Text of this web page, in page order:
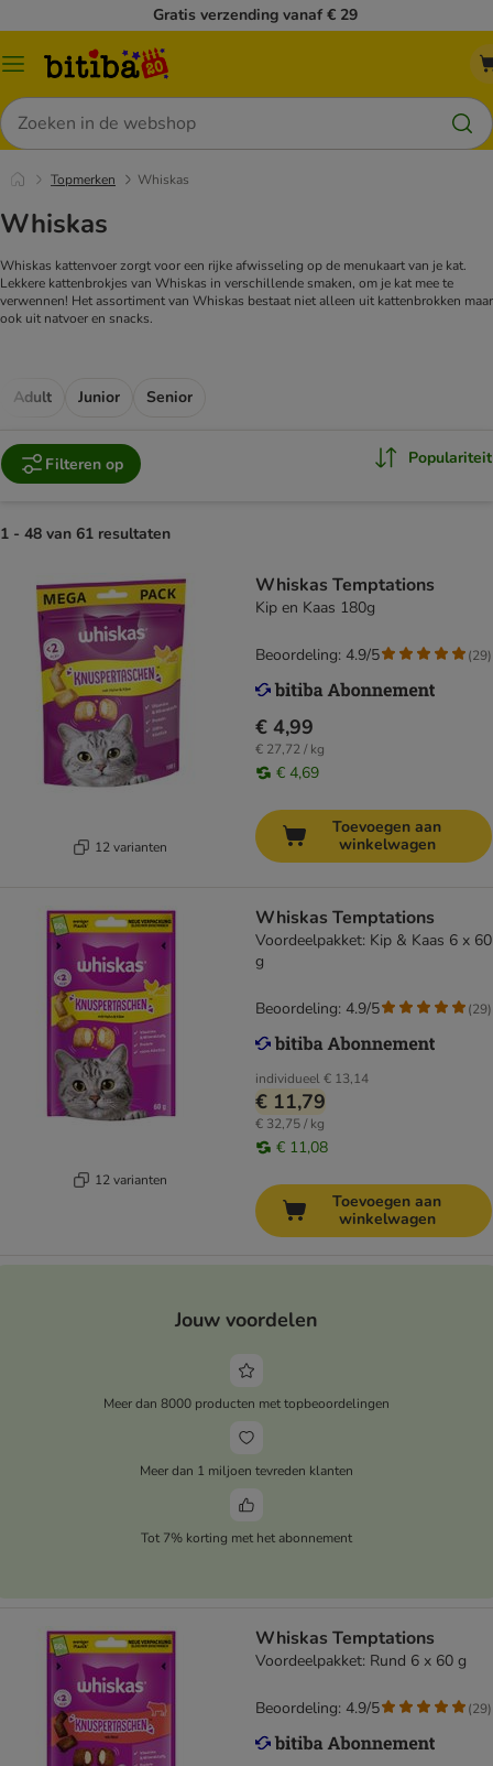
Gratis verzending vanaf € 29
Catalogusmenu
Zoeken
Topmerken Whiskas
Whiskas
Whiskas kattenvoer zorgt voor een rijke afwisseling op de menukaart van je kat.
Lekkere kattenbrokjes van Whiskas in verschillende smaken, om je kat mee te
verwennen! Het assortiment van Whiskas bestaat niet alleen uit kattenbrokken maar
ook uit natvoer en snacks.
Adult Junior Senior
Filteren op Populariteit
1 - 48 van 61 resultaten
12 varianten
Whiskas Temptations
Kip en Kaas 180g
€ 4,99
€ 27,72 / kg
€ 4,69
Beoordeling: 4.9/5 (29)
Toevoegen aan
winkelwagen
12 varianten
Whiskas Temptations
Voordeelpakket: Kip & Kaas 6 x 60
g
individueel€ 13,14
€ 11,79
€ 32,75 / kg
€ 11,08
Beoordeling: 4.9/5 (29)
Toevoegen aan
winkelwagen
Jouw voordelen
Meer dan 8000 producten met topbeoordelingen
Meer dan 1 miljoen tevreden klanten
Tot 7% korting met het abonnement
Whiskas Temptations
Voordeelpakket: Rund 6 x 60 g
Beoordeling: 4.9/5 (29)